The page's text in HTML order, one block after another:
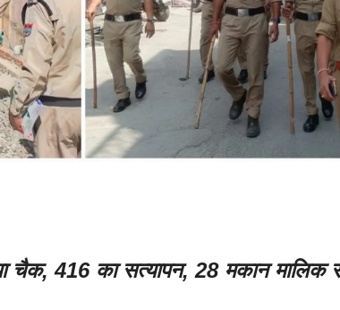
चैक, 416 का सत्यापन, 28 मकान मालिक